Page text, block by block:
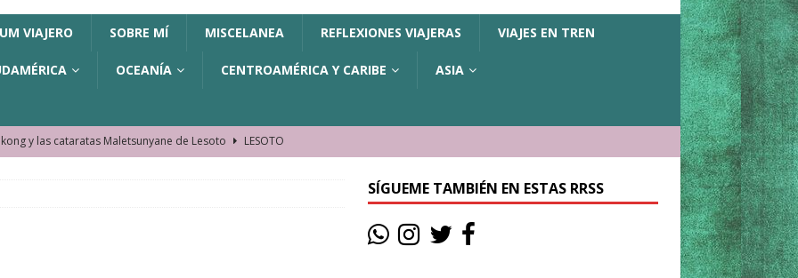
VIAJERO SOBRE MÍ MISCELANEA REFLEXIONES VIAJERAS VIAJES EN TREN
OCEANÍA CENTROAMÉRICA Y CARIBE ASIA
y las cataratas Maletsunyane de Lesoto
LESOTO
SÍGUEME TAMBIÉN EN ESTAS RRSS